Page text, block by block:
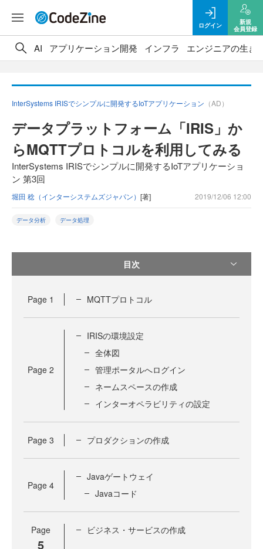
ログイン
新規
会員登録
AI アプリケーション開発 インフラ エンジニアの生き
InterSystems IRISでシンプルに開発するIoTアプリケーション （AD）
データプラットフォーム「IRIS」か
らMQTTプロトコルを利用してみる
InterSystems IRISでシンプルに開発するIoTアプリケーショ
ン 第3回
堀田 稔（インターシステムズジャパン） [著] 2019/12/06 12:00
データ分析 データ処理
目次
Page 1 MQTTプロトコル
Page 2
IRISの環境設定
全体図
管理ポータルへログイン
ネームスペースの作成
インターオペラビリティの設定
Page 3 プロダクションの作成
Page 4
Javaゲートウェイ
Javaコード
Page
5
ビジネス・サービスの作成